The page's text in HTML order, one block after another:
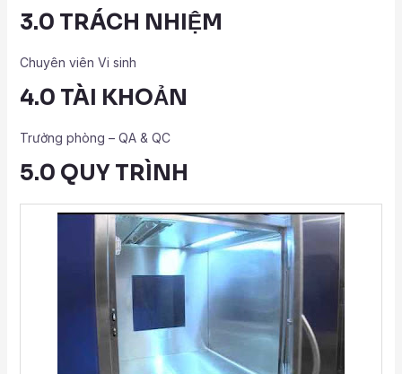
3.0 TRÁCH NHIỆM
Chuyên viên Vi sinh
4.0 TÀI KHOẢN
Trưởng phòng – QA & QC
5.0 QUY TRÌNH